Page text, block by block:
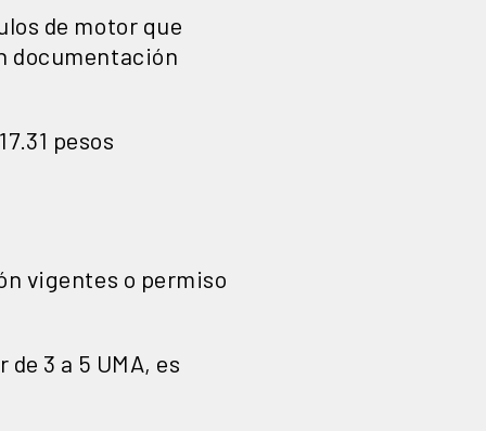
de motor que
documentación
pesos
vigentes o permiso
3 a 5 UMA, es